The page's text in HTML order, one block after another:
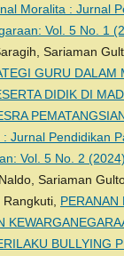
Moralita : Jurnal
Vol. 5 No. 1
Sariaman
GURU DALAM
DIDIK DI
Jurnal Pendidikan
Vol. 5 No. 2
Sariaman
PERANAN
BULLYING